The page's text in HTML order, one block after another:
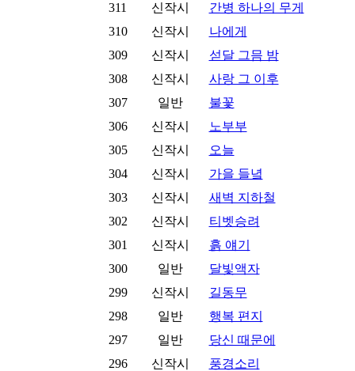
311
신작시
간병 하나의 무게
310
신작시
나에게
309
신작시
섣달 그믐 밤
308
신작시
사랑 그 이후
307
일반
불꽃
306
신작시
노부부
305
신작시
오늘
304
신작시
가을 들녘
303
신작시
새벽 지하철
302
신작시
티벳승려
301
신작시
흙 얘기
300
일반
달빛액자
299
신작시
길동무
298
일반
행복 편지
297
일반
당신 때문에
296
신작시
풍경소리